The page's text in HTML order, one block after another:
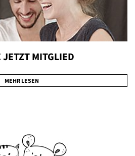
JETZT MITGLIED
MEHR LESEN